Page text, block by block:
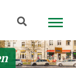
Suchbegriff